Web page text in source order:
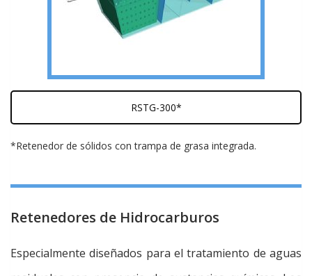
RSTG-300*
*Retenedor de sólidos con trampa de grasa integrada.
Retenedores de Hidrocarburos
Especialmente diseñados para el tratamiento de aguas